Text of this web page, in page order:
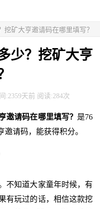
挖矿大亨邀请码在哪里填写？
少？挖矿大亨
:2359天前 阅读:284次
邀请码在哪里填写？ 是76
邀请码，能获得积分。
不知道大家童年时候，有
有玩过的话，相信这款挖